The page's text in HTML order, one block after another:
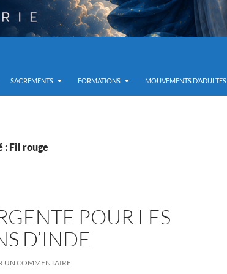
SACREMENTS FORMATIONS MOUVEMENTS D’ADULTES
: Fil rouge
POUR LES
D’INDE
UN COMMENTAIRE